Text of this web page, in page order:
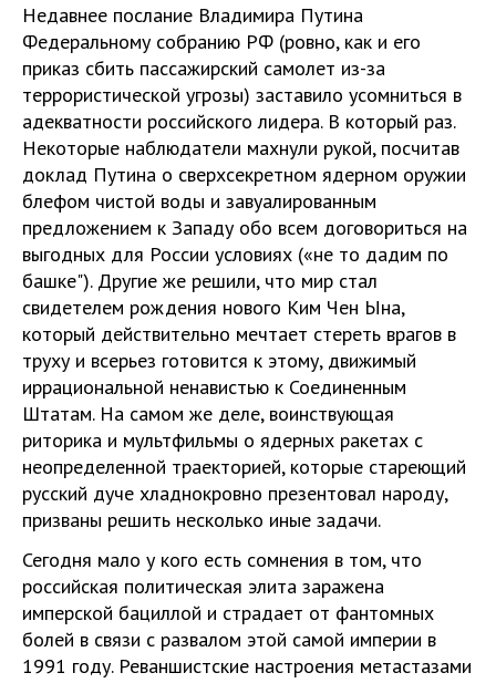
Недавнее послание Владимира Путина
Федеральному собранию РФ (ровно, как и его
приказ сбить пассажирский самолет из-за
террористической угрозы) заставило усомниться в
адекватности российского лидера. В который раз.
Некоторые наблюдатели махнули рукой, посчитав
доклад Путина о сверхсекретном ядерном оружии
блефом чистой воды и завуалированным
предложением к Западу обо всем договориться на
выгодных для России условиях («не то дадим по
башке"). Другие же решили, что мир стал
свидетелем рождения нового Ким Чен Ына,
который действительно мечтает стереть врагов в
труху и всерьез готовится к этому, движимый
иррациональной ненавистью к Соединенным
Штатам. На самом же деле, воинствующая
риторика и мультфильмы о ядерных ракетах с
неопределенной траекторией, которые стареющий
русский дуче хладнокровно презентовал народу,
призваны решить несколько иные задачи.
Сегодня мало у кого есть сомнения в том, что
российская политическая элита заражена
имперской бациллой и страдает от фантомных
болей в связи с развалом этой самой империи в
1991 году. Реваншистские настроения метастазами